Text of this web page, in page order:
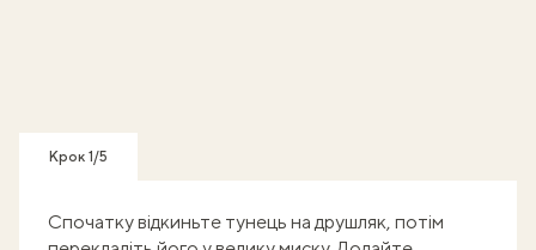
Крок 1/5
Спочатку відкиньте тунець на друшляк, потім